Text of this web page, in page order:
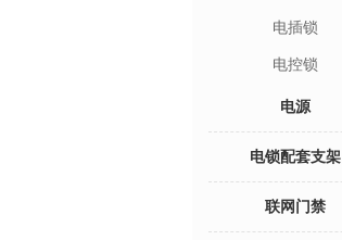
电插锁
电控锁
电源
电锁配套支架
联网门禁